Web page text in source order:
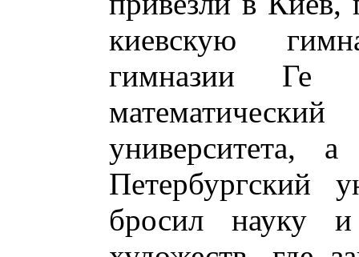
киевскую
гимназии Ге
университета,
Петербургский
бросил науку